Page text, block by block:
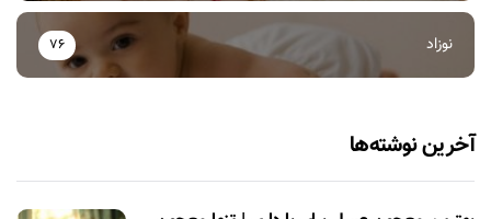
نوزاد 76
آخرین نوشته‌ها